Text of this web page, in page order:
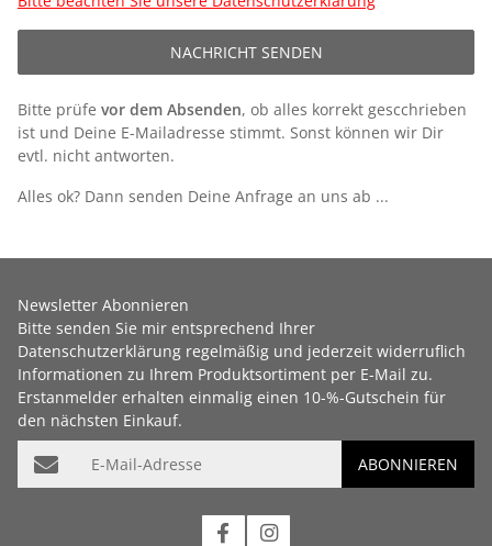
NACHRICHT SENDEN
Bitte prüfe vor dem Absenden, ob alles korrekt gescchrieben
ist und Deine E-Mailadresse stimmt. Sonst können wir Dir
evtl. nicht antworten.
Alles ok? Dann senden Deine Anfrage an uns ab ...
Newsletter Abonnieren
Bitte senden Sie mir entsprechend Ihrer
Datenschutzerklärung regelmäßig und jederzeit widerruflich
Informationen zu Ihrem Produktsortiment per E-Mail zu.
Erstanmelder erhalten einmalig einen 10-%-Gutschein für
den nächsten Einkauf.
E-Mail-Adresse ABONNIEREN